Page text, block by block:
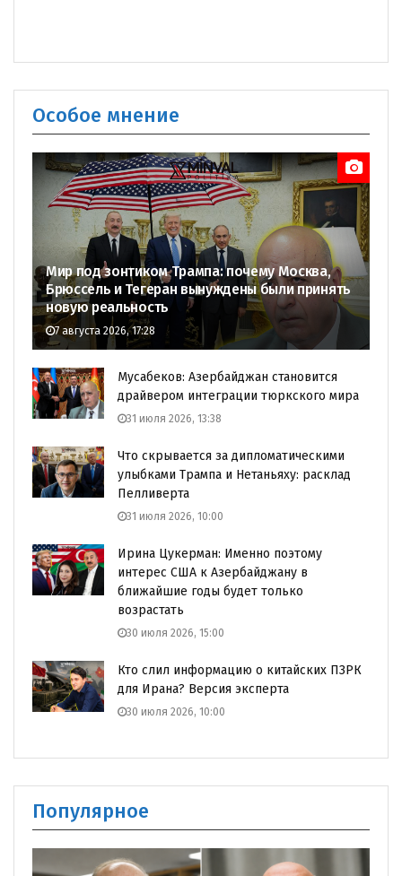
Особое мнение
Мир под зонтиком Трампа: почему Москва,
Брюссель и Тегеран вынуждены были принять
новую реальность
7 августа 2026, 17:28
Мусабеков: Азербайджан становится
драйвером интеграции тюркского мира
31 июля 2026, 13:38
Что скрывается за дипломатическими
улыбками Трампа и Нетаньяху: расклад
Пелливерта
31 июля 2026, 10:00
Ирина Цукерман: Именно поэтому
интерес США к Азербайджану в
ближайшие годы будет только
возрастать
30 июля 2026, 15:00
Кто слил информацию о китайских ПЗРК
для Ирана? Версия эксперта
30 июля 2026, 10:00
Популярное